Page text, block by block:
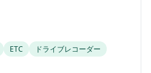
ETC
ドライブレコーダー